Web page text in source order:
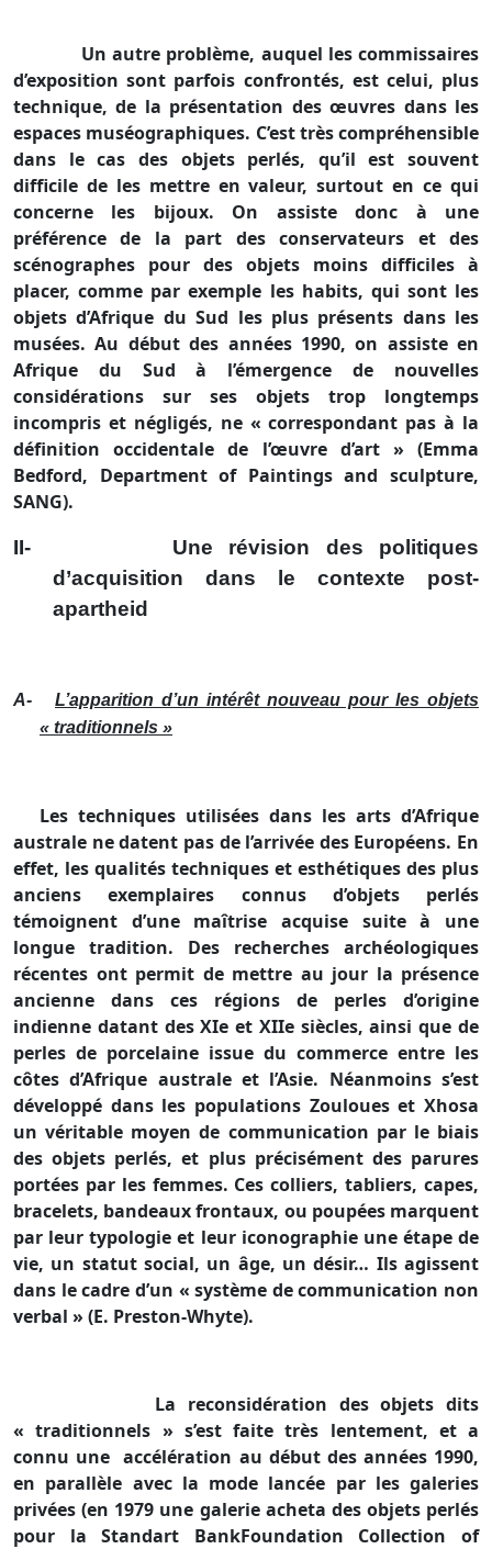
Un autre problème, auquel les commissaires
d’exposition sont parfois confrontés, est celui, plus
technique, de la présentation des œuvres dans les
espaces muséographiques. C’est très compréhensible
dans le cas des objets perlés, qu’il est souvent
difficile de les mettre en valeur, surtout en ce qui
concerne les bijoux. On assiste donc à une
préférence de la part des conservateurs et des
scénographes pour des objets moins difficiles à
placer, comme par exemple les habits, qui sont les
objets d’Afrique du Sud les plus présents dans les
musées. Au début des années 1990, on assiste en
Afrique du Sud à l’émergence de nouvelles
considérations sur ses objets trop longtemps
incompris et négligés, ne « correspondant pas à la
définition occidentale de l’œuvre d’art » (Emma
Bedford, Department of Paintings and sculpture,
SANG).
II-
Une révision des politiques
d’acquisition dans le contexte post-
apartheid
A-
L’apparition d’un intérêt nouveau pour les objets
« traditionnels »
Les techniques utilisées dans les arts d’Afrique
australe ne datent pas de l’arrivée des Européens. En
effet, les qualités techniques et esthétiques des plus
anciens exemplaires connus d’objets perlés
témoignent d’une maîtrise acquise suite à une
longue tradition. Des recherches archéologiques
récentes ont permit de mettre au jour la présence
ancienne dans ces régions de perles d’origine
indienne datant des XIe et XIIe siècles, ainsi que de
perles de porcelaine issue du commerce entre les
côtes d’Afrique australe et l’Asie. Néanmoins s’est
développé dans les populations Zouloues et Xhosa
un véritable moyen de communication par le biais
des objets perlés, et plus précisément des parures
portées par les femmes. Ces colliers, tabliers, capes,
bracelets, bandeaux frontaux, ou poupées marquent
par leur typologie et leur iconographie une étape de
vie, un statut social, un âge, un désir… Ils agissent
dans le cadre d’un « système de communication non
verbal » (E. Preston-Whyte).
La reconsidération des objets dits
« traditionnels » s’est faite très lentement, et a
connu une accélération au début des années 1990,
en parallèle avec la mode lancée par les galeries
privées (en 1979 une galerie acheta des objets perlés
pour la Standart BankFoundation Collection of